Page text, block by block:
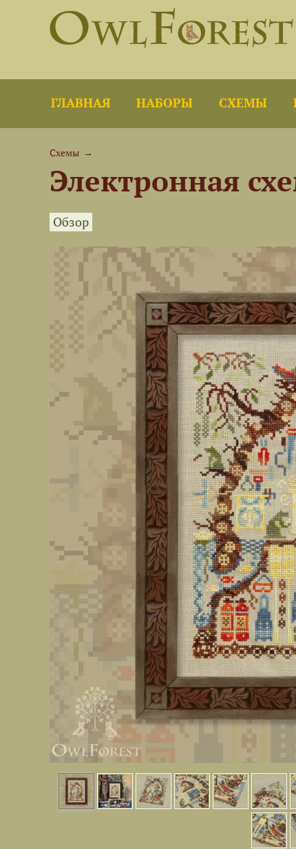
ГЛАВНАЯ НАБОРЫ СХЕМЫ
Схемы →
Электронная
Обзор